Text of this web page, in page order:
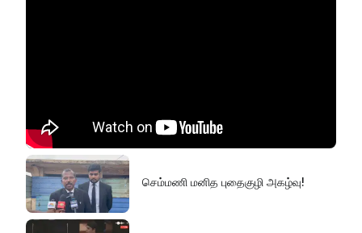
செம்மணி மனித புதைகுழி அகழ்வு!